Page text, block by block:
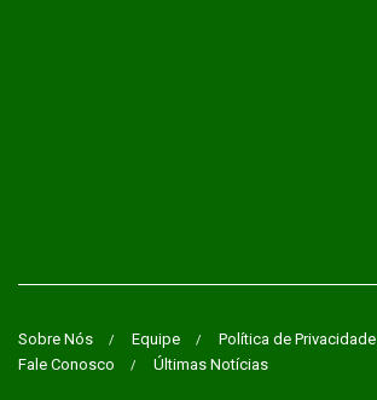
Sobre Nós Equipe
Política de Privacidade
Fale Conosco
Últimas Notícias